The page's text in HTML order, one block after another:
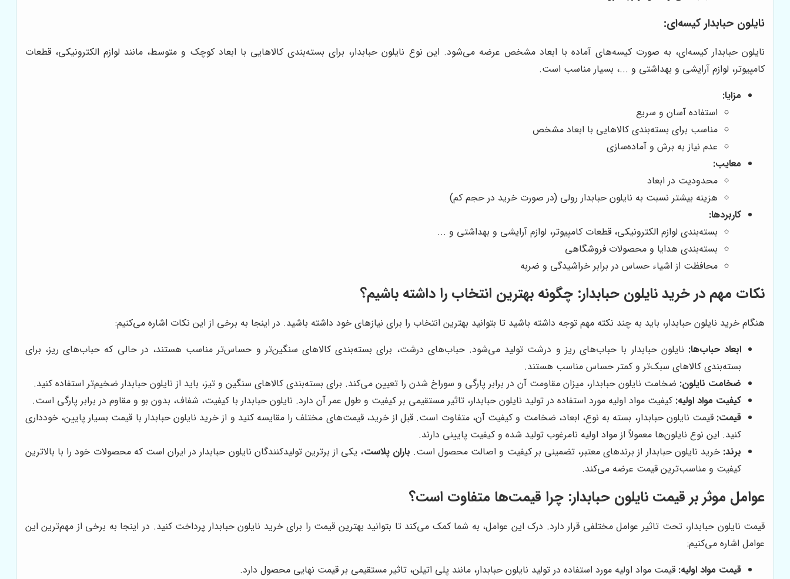
نایلون حبابدار کیسه‌ای:
نایلون حبابدار کیسه‌ای، به صورت کیسه‌های آماده با ابعاد مشخص عرضه می‌شود. این نوع نایلون حبابدار، برای بسته‌بندی کالاهایی با ابعاد کوچک و متوسط، مانند لوازم الکترونیکی، قطعات
کامپیوتر، لوازم آرایشی و بهداشتی و ...، بسیار مناسب است.
مزایا:
استفاده آسان و سریع
مناسب برای بسته‌بندی کالاهایی با ابعاد مشخص
عدم نیاز به برش و آماده‌سازی
معایب:
محدودیت در ابعاد
هزینه بیشتر نسبت به نایلون حبابدار رولی (در صورت خرید در حجم کم)
کاربردها:
بسته‌بندی لوازم الکترونیکی، قطعات کامپیوتر، لوازم آرایشی و بهداشتی و ...
بسته‌بندی هدایا و محصولات فروشگاهی
محافظت از اشیاء حساس در برابر خراشیدگی و ضربه
نکات مهم در خرید نایلون حبابدار: چگونه بهترین انتخاب را داشته باشیم؟
هنگام خرید نایلون حبابدار، باید به چند نکته مهم توجه داشته باشید تا بتوانید بهترین انتخاب را برای نیازهای خود داشته باشید. در اینجا به برخی از این نکات اشاره می‌کنیم:
ابعاد حباب‌ها: نایلون حبابدار با حباب‌های ریز و درشت تولید می‌شود. حباب‌های درشت، برای بسته‌بندی کالاهای سنگین‌تر و حساس‌تر مناسب هستند، در حالی که حباب‌های ریز، برای
بسته‌بندی کالاهای سبک‌تر و کمتر حساس مناسب هستند.
ضخامت نایلون: ضخامت نایلون حبابدار، میزان مقاومت آن در برابر پارگی و سوراخ شدن را تعیین می‌کند. برای بسته‌بندی کالاهای سنگین و تیز، باید از نایلون حبابدار ضخیم‌تر استفاده کنید.
کیفیت مواد اولیه: کیفیت مواد اولیه مورد استفاده در تولید نایلون حبابدار، تاثیر مستقیمی بر کیفیت و طول عمر آن دارد. نایلون حبابدار با کیفیت، شفاف، بدون بو و مقاوم در برابر پارگی است.
قیمت: قیمت نایلون حبابدار، بسته به نوع، ابعاد، ضخامت و کیفیت آن، متفاوت است. قبل از خرید، قیمت‌های مختلف را مقایسه کنید و از خرید نایلون حبابدار با قیمت بسیار پایین، خودداری
کنید. این نوع نایلون‌ها معمولاً از مواد اولیه نامرغوب تولید شده و کیفیت پایینی دارند.
برند: خرید نایلون حبابدار از برندهای معتبر، تضمینی بر کیفیت و اصالت محصول است. باران پلاست، یکی از برترین تولیدکنندگان نایلون حبابدار در ایران است که محصولات خود را با بالاترین
کیفیت و مناسب‌ترین قیمت عرضه می‌کند.
عوامل موثر بر قیمت نایلون حبابدار: چرا قیمت‌ها متفاوت است؟
قیمت نایلون حبابدار، تحت تاثیر عوامل مختلفی قرار دارد. درک این عوامل، به شما کمک می‌کند تا بتوانید بهترین قیمت را برای خرید نایلون حبابدار پرداخت کنید. در اینجا به برخی از مهم‌ترین این
عوامل اشاره می‌کنیم:
قیمت مواد اولیه: قیمت مواد اولیه مورد استفاده در تولید نایلون حبابدار، مانند پلی اتیلن، تاثیر مستقیمی بر قیمت نهایی محصول دارد.